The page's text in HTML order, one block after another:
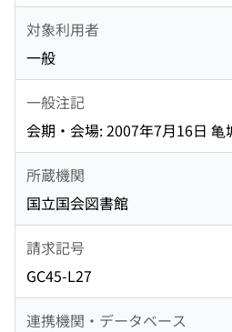
対象利用者
一般
一般注記
会期・会場: 2007年7月16日 亀
所蔵機関
国立国会図書館
請求記号
GC45-L27
連携機関・データベース